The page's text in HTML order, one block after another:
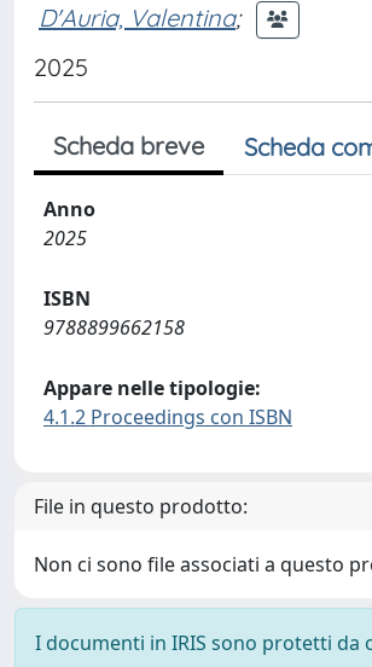
D'Auria, Valentina;
2025
Scheda breve Scheda
Anno
2025
ISBN
9788899662158
Appare nelle tipologie:
4.1.2 Proceedings con ISBN
File in questo prodotto:
Non ci sono file associati a questo
I documenti in IRIS sono protetti